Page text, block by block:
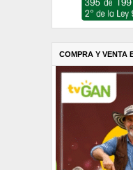
COMPRA Y VENTA